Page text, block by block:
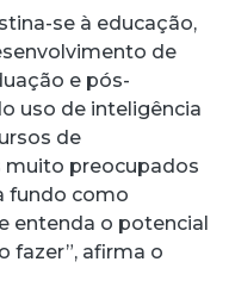
se à educação,
de
e pós-
uso de inteligência
de
muito preocupados
fundo como
entenda o potencial
fazer”, afirma o